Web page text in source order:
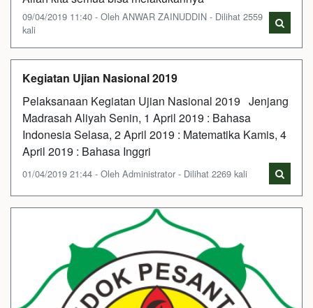
09/04/2019 11:40 - Oleh ANWAR ZAINUDDIN - Dilihat 2559
kali
Kegiatan Ujian Nasional 2019
Pelaksanaan Kegiatan Ujian Nasional 2019 Jenjang
Madrasah Aliyah Senin, 1 April 2019 : Bahasa
Indonesia Selasa, 2 April 2019 : Matematika Kamis, 4
April 2019 : Bahasa Inggri
01/04/2019 21:44 - Oleh Administrator - Dilihat 2269 kali